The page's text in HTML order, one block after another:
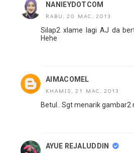
NANIEYDOTCOM
RABU, 20 MAC, 2013
Silap2 xlame lagi AJ da
Hehe
AIMACOMEL
KHAMIS, 21 MAC, 2013
Betul.. Sgt menarik gambar2
AYUE REJALUDDIN